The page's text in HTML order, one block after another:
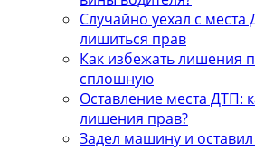
Случайно уехал с
лишиться прав
Как избежать лишения
сплошную
Оставление места ДТП:
лишения прав?
Задел машину и оставил